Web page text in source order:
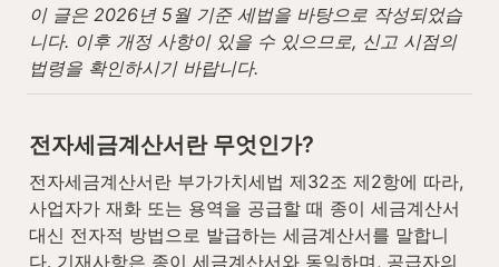
이 글은 2026년 5월 기준 세법을 바탕으로 작성되었습
니다. 이후 개정 사항이 있을 수 있으므로, 신고 시점의
법령을 확인하시기 바랍니다.
전자세금계산서란 무엇인가?
전자세금계산서란 부가가치세법 제32조 제2항에 따라,
사업자가 재화 또는 용역을 공급할 때 종이 세금계산서
대신 전자적 방법으로 발급하는 세금계산서를 말합니
다. 기재사항은 종이 세금계산서와 동일하며, 공급자의